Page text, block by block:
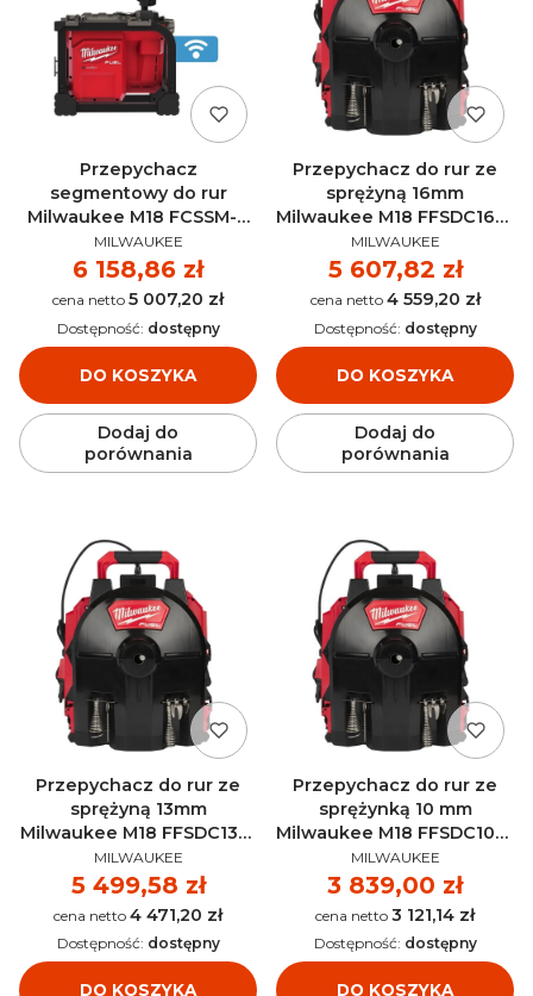
Przepychacz
segmentowy do rur
Milwaukee M18 FCSSM-0
AKU 18V (bez aku) -
4933478408
PRODUCENT
MILWAUKEE
Cena
6 158,86 zł
Cena 5 007,20 zł
DO KOSZYKA
Dostępność: dostępny
Dodaj do
porównania
Przepychacz do rur ze
sprężyną 16mm
Milwaukee M18 FFSDC16-0
AKU 18V (bez aku) -
4933459709
PRODUCENT
MILWAUKEE
Cena
5 607,82 zł
Cena 4 559,20 zł
DO KOSZYKA
Dostępność: dostępny
Dodaj do
porównania
Przepychacz do rur ze
sprężyną 13mm
Milwaukee M18 FFSDC13-0
AKU 18V (bez aku) -
4933459708
PRODUCENT
MILWAUKEE
Cena
5 499,58 zł
Cena 4 471,20 zł
DO KOSZYKA
Dostępność: dostępny
Przepychacz do rur ze
sprężynką 10 mm
Milwaukee M18 FFSDC10-0
AKU 18V (bez aku) -
4933459707
PRODUCENT
MILWAUKEE
Cena
3 839,00 zł
Cena 3 121,14 zł
DO KOSZYKA
Dostępność: dostępny